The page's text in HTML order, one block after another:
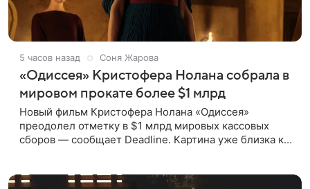
5 часов назад Соня Жарова
«Одиссея» Кристофера Нолана собрала в
мировом прокате более $1 млрд
Новый фильм Кристофера Нолана «Одиссея»
преодолел отметку в $1 млрд мировых кассовых
сборов — сообщает Deadline. Картина уже близка к